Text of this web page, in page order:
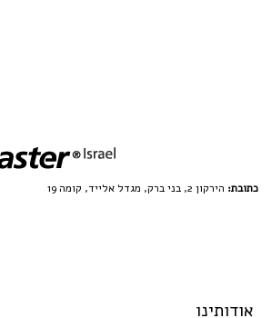
כתובת: הירקון 2, בני ברק, מגדל אלייד, קומה 19
אודותינו